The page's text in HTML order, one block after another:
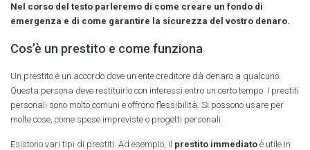
Nel corso del testo parleremo di come creare un fondo di
emergenza e di come garantire la sicurezza del vostro denaro.
Cos’è un prestito e come funziona
Un prestito è un accordo dove un ente creditore dà denaro a qualcuno.
Questa persona deve restituirlo con interessi entro un certo tempo. I prestiti
personali sono molto comuni e offrono flessibilità. Si possono usare per
molte cose, come spese impreviste o progetti personali.
Esistono vari tipi di prestiti. Ad esempio, il prestito immediato è utile in